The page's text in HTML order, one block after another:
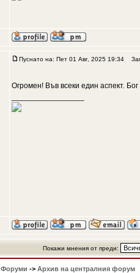
Пуснато на: Пет 01 Авг, 2025 19:34
Огромен! Във всеки един аспект.
Покажи мнения от преди:
Форуми -> Архив на централния форум